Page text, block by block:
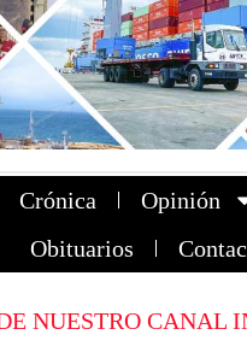
Crónica Opinión
Obituarios
NUESTRO CANAL